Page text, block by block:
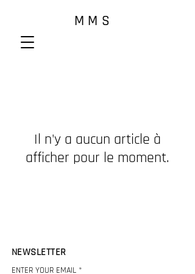
M M S
Il n'y a aucun article à
afficher pour le moment.
NEWSLETTER
ENTER YOUR EMAIL